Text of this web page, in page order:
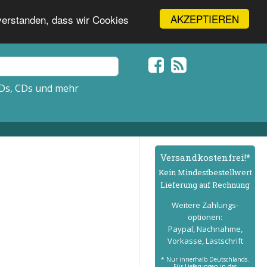
AKZEPTIEREN
dass wir Cookies
CDs und mehr
Versand­kostenfrei!*
Kein Mindest­bestell­wert
Lieferung auf Rechnung
Weitere Zahlungs­
optionen:
Paypal, Nachnahme,
Vorkasse, Lastschrift
* Nur innerhalb Deutschlands.